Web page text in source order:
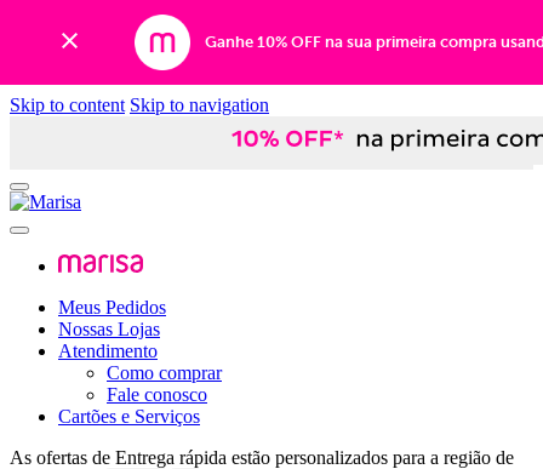
Ganhe 10% OFF na sua primeira compra
Skip to content Skip to navigation
Meus Pedidos
Nossas Lojas
Atendimento
Como comprar
Fale conosco
Cartões e Serviços
As ofertas de Entrega rápida estão personalizados para a região de